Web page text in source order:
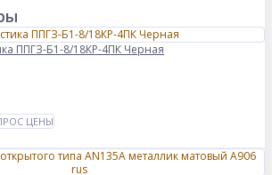
ППГЗ-Б1-8/18КР-4ПК Черная
ЦЕНЫ